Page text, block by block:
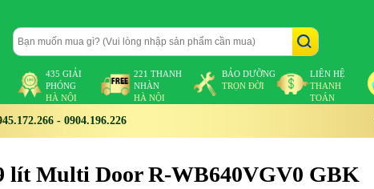
435 GIẢI
PHÓNG
HÀ NỘI
221 THANH
NHÀN
HÀ NỘI
BẢO DƯỠNG
TRỌN ĐỜI
LIÊN HỆ
THANH
TOÁN
- 0904.196.226
lít Multi Door R-WB640VGV0 GBK